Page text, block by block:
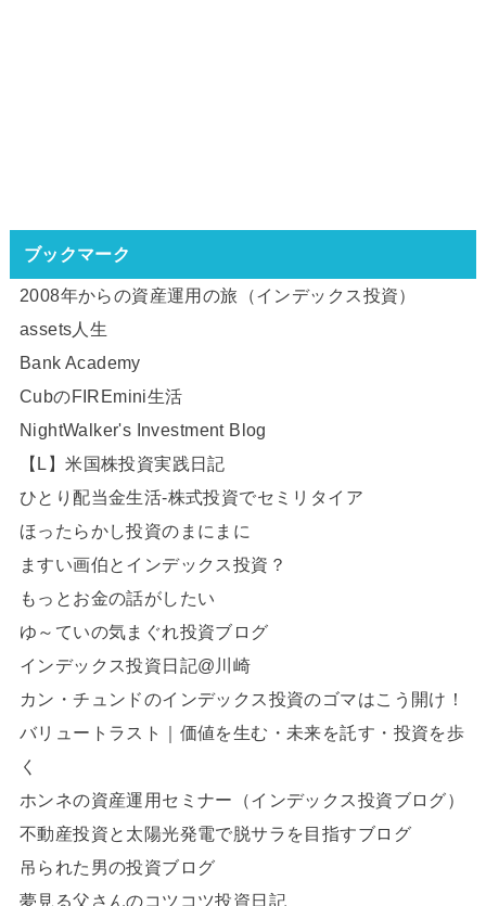
ブックマーク
2008年からの資産運用の旅（インデックス投資）
assets人生
Bank Academy
CubのFIREmini生活
NightWalker's Investment Blog
【L】米国株投資実践日記
ひとり配当金生活-株式投資でセミリタイア
ほったらかし投資のまにまに
ますい画伯とインデックス投資？
もっとお金の話がしたい
ゆ～ていの気まぐれ投資ブログ
インデックス投資日記@川崎
カン・チュンドのインデックス投資のゴマはこう開け！
バリュートラスト｜価値を生む・未来を託す・投資を歩
く
ホンネの資産運用セミナー（インデックス投資ブログ）
不動産投資と太陽光発電で脱サラを目指すブログ
吊られた男の投資ブログ
夢見る父さんのコツコツ投資日記